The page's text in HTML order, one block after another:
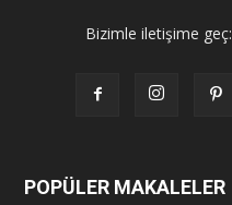
Bizimle iletişime geç:
POPÜLER MAKALELER